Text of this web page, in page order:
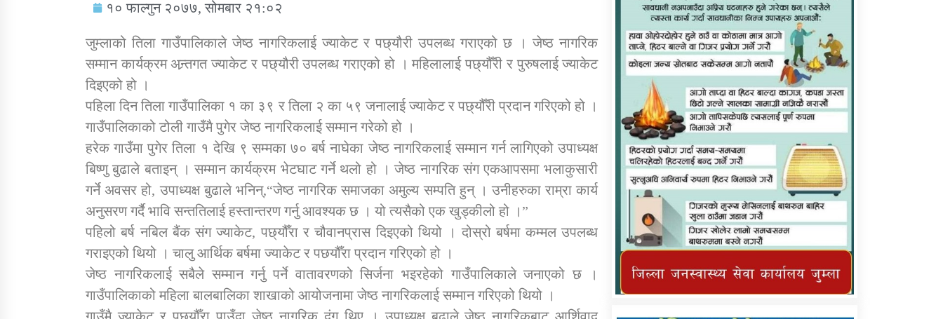
सामाजिक बिकास कार्यालय जुम्लाकाे सुचना कार्यक्रम कार्यान्वयन एकाई जुम्लाको सुचना कर्णाली प्राविधि शिक्षालय जुम्लाको सुचना
तातोपानी गाउँपालिकाको न्यायिक समिति सम्बन्धी
तातोपानी गाउँपालिका जुम्लाको महिला तथा
लैङ्गिक हिंसा सम्बन्धी सूचना सन्देश
तातोपानी गाउँपालिका जुम्लाको महिनावारी
तातोपानी गाउँपालिका जुम्लाको बालविवाह सन्देश तातोपानी गाउँपालिका जुम्लाको सूचना
१० फाल्गुन २०७७, सोमबार २१:०२
जुम्लाको तिला गाउँपालिकाले जेष्ठ नागरिकलाई ज्याकेट र पछ्यौरी उपलब्ध गराएको छ । जेष्ठ नागरिक
सम्मान कार्यक्रम अन्र्तगत ज्याकेट र पछ्यौरी उपलब्ध गराएको हो । महिलालाई पछ्यौँरी र पुरुषलाई ज्याकेट
दिइएको हो ।
पहिला दिन तिला गाउँपालिका १ का ३९ र तिला २ का ५९ जनालाई ज्याकेट र पछ्यौँरी प्रदान गरिएको हो ।
गाउँपालिकाको टोली गाउँमै पुगेर जेष्ठ नागरिकलाई सम्मान गरेको हो ।
हरेक गाउँमा पुगेर तिला १ देखि ९ सम्मका ७० बर्ष नाघेका जेष्ठ नागरिकलाई सम्मान गर्न लागिएको उपाध्यक्ष
बिष्णु बुढाले बताइन् । सम्मान कार्यक्रम भेटघाट गर्ने थलो हो । जेष्ठ नागरिक संग एकआपसमा भलाकुसारी
गर्ने अवसर हो, उपाध्यक्ष बुढाले भनिन्,“जेष्ठ नागरिक समाजका अमुल्य सम्पति हुन् । उनीहरुका राम्रा कार्य
अनुसरण गर्दै भावि सन्ततिलाई हस्तान्तरण गर्नु आवश्यक छ । यो त्यसैको एक खुड्कीलो हो ।”
पहिलो बर्ष नबिल बैंक संग ज्याकेट, पछ्यौँरा र चौवानप्रास दिइएको थियो । दोस्रो बर्षमा कम्मल उपलब्ध
गराइएको थियो । चालु आर्थिक बर्षमा ज्याकेट र पछयौँरा प्रदान गरिएको हो ।
जेष्ठ नागरिकलाई सबैले सम्मान गर्नु पर्ने वातावरणको सिर्जना भइरहेको गाउँपालिकाले जनाएको छ ।
गाउँपालिकाको महिला बालबालिका शाखाको आयोजनामा जेष्ठ नागरिकलाई सम्मान गरिएको थियो ।
गाउँमै ज्याकेट र पछ्यौँरा पाउँदा जेष्ठ नागरिक दंग थिए । उपाध्यक्ष बुढाले जेष्ठ नागरिकबाट आर्शिवाद